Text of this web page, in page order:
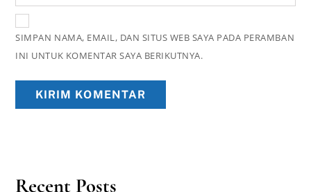
SIMPAN NAMA, EMAIL, DAN SITUS WEB SAYA PADA PERAMBAN
INI UNTUK KOMENTAR SAYA BERIKUTNYA.
Recent Posts